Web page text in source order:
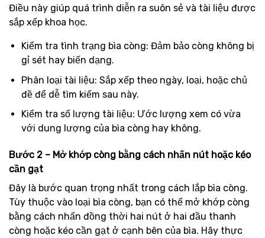
Điều này giúp quá trình diễn ra suôn sẻ và tài liệu được
sắp xếp khoa học.
Kiểm tra tình trạng bìa còng: Đảm bảo còng không bị
gỉ sét hay biến dạng.
Phân loại tài liệu: Sắp xếp theo ngày, loại, hoặc chủ
đề để dễ tìm kiếm sau này.
Kiểm tra số lượng tài liệu: Ước lượng xem có vừa
với dung lượng của bìa còng hay không.
Bước 2 – Mở khớp còng bằng cách nhấn nút hoặc kéo
cần gạt
Đây là bước quan trọng nhất trong cách lắp bìa còng.
Tùy thuộc vào loại bìa còng, bạn có thể mở khớp còng
bằng cách nhấn đồng thời hai nút ở hai đầu thanh
còng hoặc kéo cần gạt ở cạnh bên của bìa. Hãy thực